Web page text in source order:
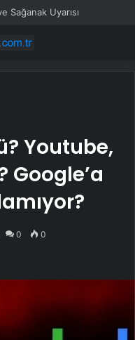
Sağanak Uyarısı
Youtube,
Google’a
0 0